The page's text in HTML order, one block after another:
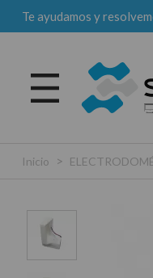
Te ayudamos y
Inicio >